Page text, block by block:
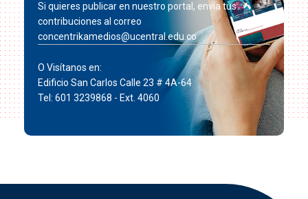
Si quieres publicar en nuestro portal, envía tus
contribuciones al correo
concentrikamedios@ucentral.edu.co
O Visítanos en:
Edificio San Carlos Calle 23 # 4A-64
Tel: 601 3239868 - Ext. 4060